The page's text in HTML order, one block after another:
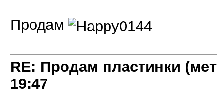
Продам
RE: Продам пластинки
19:47